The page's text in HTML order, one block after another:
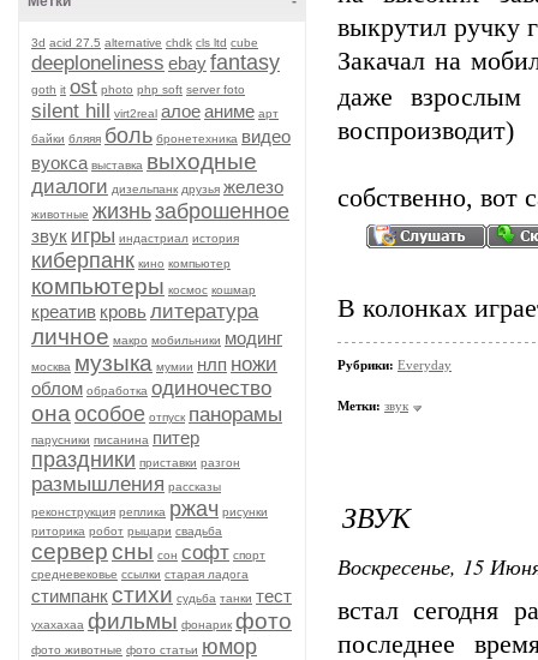
3d acid 27.5 alternative chdk cls ltd cube
deeploneliness ebayfantasy
goth it ost photo php soft server foto
silent hill virt2real алоеаниме арт
байки бляяя боль бронетехника видео
вуокса выставка выходные
диалоги дизельпанк друзья железо
животные жизньзаброшенное
звук игры индастриал история
киберпанк кино компьютер
компьютеры космос кошмар
креатив кровьлитература
личное макро мобильники модинг
москва музыка мумии нлп ножи
облом обработка одиночество
она особое отпуск панорамы
парусники писанина питер
праздники приставки разгон
размышления рассказы
реконструкция реплика ржач рисунки
риторика робот рыцари свадьба
серверсны сон софт спорт
средневековье ссылки старая ладога
стимпанкстихи судьба танки тест
ухахахаа фильмы фонарик фото
фото животные фото статьи юмор
выкрутил ручку
Закачал на
даже взрослым
воспроизводит)
собственно, вот
В колонках
Рубрики: Everyday
Метки: звук
ЗВУК
Воскресенье, 15
встал сегодня
последнее